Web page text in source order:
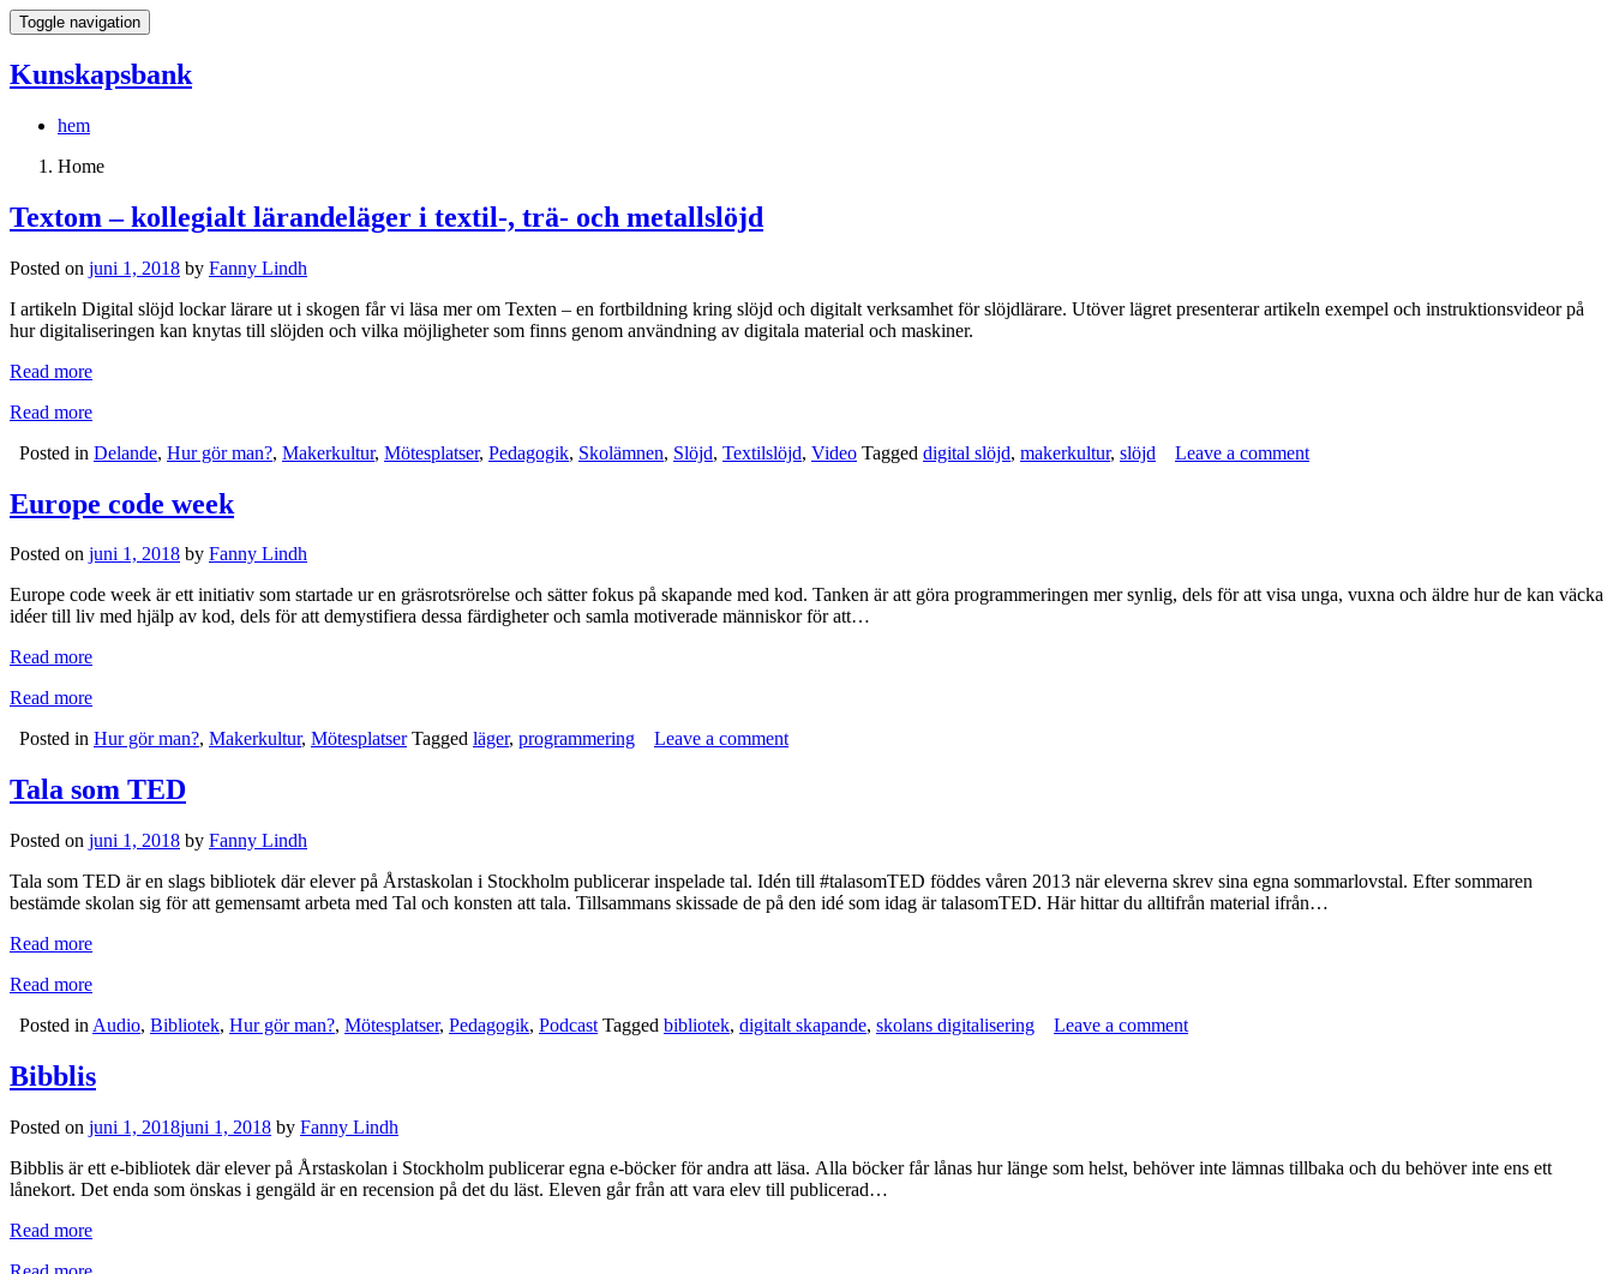
Toggle navigation
Kunskapsbank
hem
Home
Textom – kollegialt lärandeläger i textil-, trä- och metallslöjd
Posted on juni 1, 2018 by Fanny Lindh
I artikeln Digital slöjd lockar lärare ut i skogen får vi läsa mer om Texten – en fortbildning kring slöjd och digitalt verksamhet för slöjdlärare. Utöver lägret presenterar artikeln exempel och instruktionsvideor på
hur digitaliseringen kan knytas till slöjden och vilka möjligheter som finns genom användning av digitala material och maskiner.
Read more
Read more
Posted in Delande, Hur gör man?, Makerkultur, Mötesplatser, Pedagogik, Skolämnen, Slöjd, Textilslöjd, Video Tagged digital slöjd, makerkultur, slöjd Leave a comment
Europe code week
Posted on juni 1, 2018 by Fanny Lindh
Europe code week är ett initiativ som startade ur en gräsrotsrörelse och sätter fokus på skapande med kod. Tanken är att göra programmeringen mer synlig, dels för att visa unga, vuxna och äldre hur de kan väcka
idéer till liv med hjälp av kod, dels för att demystifiera dessa färdigheter och samla motiverade människor för att…
Read more
Read more
Posted in Hur gör man?, Makerkultur, Mötesplatser Tagged läger, programmering Leave a comment
Tala som TED
Posted on juni 1, 2018 by Fanny Lindh
Tala som TED är en slags bibliotek där elever på Årstaskolan i Stockholm publicerar inspelade tal. Idén till #talasomTED föddes våren 2013 när eleverna skrev sina egna sommarlovstal. Efter sommaren
bestämde skolan sig för att gemensamt arbeta med Tal och konsten att tala. Tillsammans skissade de på den idé som idag är talasomTED. Här hittar du alltifrån material ifrån…
Read more
Read more
Posted in Audio, Bibliotek, Hur gör man?, Mötesplatser, Pedagogik, Podcast Tagged bibliotek, digitalt skapande, skolans digitalisering Leave a comment
Bibblis
Posted on juni 1, 2018juni 1, 2018 by Fanny Lindh
Bibblis är ett e-bibliotek där elever på Årstaskolan i Stockholm publicerar egna e-böcker för andra att läsa. Alla böcker får lånas hur länge som helst, behöver inte lämnas tillbaka och du behöver inte ens ett
lånekort. Det enda som önskas i gengäld är en recension på det du läst. Eleven går från att vara elev till publicerad…
Read more